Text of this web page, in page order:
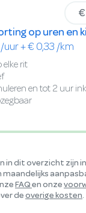
op uren en
uur + € 0,33 /km
elke rit
en tot 2 uur
in dit overzicht zijn
FAQen onze
deoverige kosten